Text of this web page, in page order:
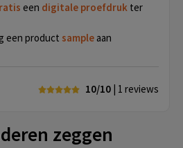
een digitale proefdruk ter
een product sample aan
10/10 | 1 reviews
zeggen